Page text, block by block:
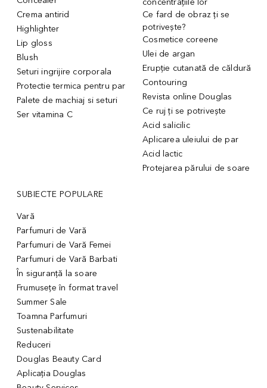
Crema antirid
Highlighter
Lip gloss
Blush
Seturi ingrijire corporala
Protectie termica pentru par
Palete de machiaj si seturi
Ser vitamina C
concentrațiile lor
Ce fard de obraz ți se
potrivește?
Cosmetice coreene
Ulei de argan
Erupție cutanată de căldură
Contouring
Revista online Douglas
Ce ruj ți se potrivește
Acid salicilic
Aplicarea uleiului de par
Acid lactic
Protejarea părului de soare
SUBIECTE POPULARE
Vară
Parfumuri de Vară
Parfumuri de Vară Femei
Parfumuri de Vară Barbati
În siguranță la soare
Frumusețe în format travel
Summer Sale
Toamna Parfumuri
Sustenabilitate
Reduceri
Douglas Beauty Card
Aplicația Douglas